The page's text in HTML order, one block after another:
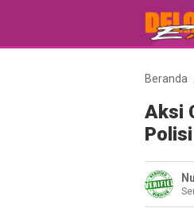
Beranda
‎Aksi